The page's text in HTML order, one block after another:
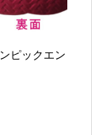
ピックエン